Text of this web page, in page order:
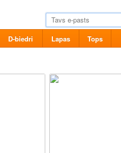
D-biedri Lapas Tops